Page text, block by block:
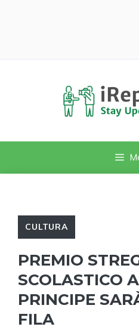
CULTURA
PREMIO
SCOLASTICO
PRINCIPE
FILA